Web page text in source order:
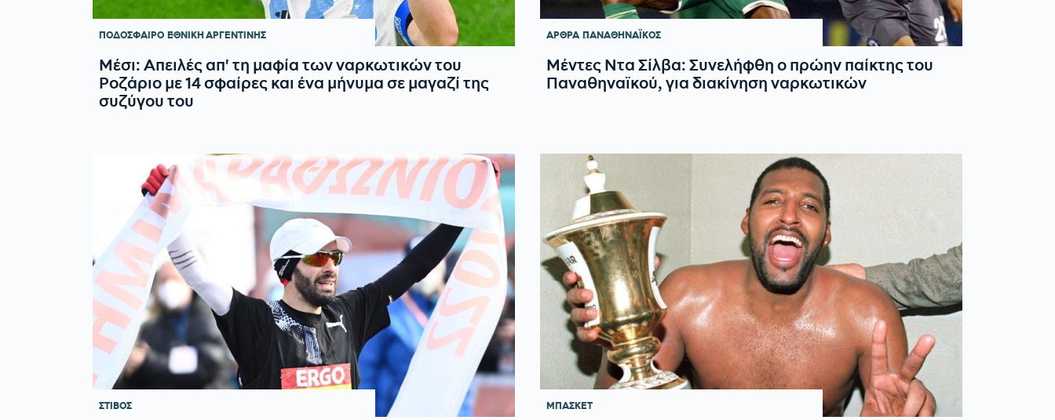
ΠΟΔΟΣΦΑΙΡΟ ΕΘΝΙΚΗ ΑΡΓΕΝΤΙΝΗΣ
Μέσι: Απειλές απ' τη μαφία των ναρκωτικών του
Ροζάριο με 14 σφαίρες και ένα μήνυμα σε μαγαζί της
συζύγου του
ΑΡΘΡΑ ΠΑΝΑΘΗΝΑΪΚΟΣ
Μέντες Ντα Σίλβα: Συνελήφθη ο πρώην παίκτης του
Παναθηναϊκού, για διακίνηση ναρκωτικών
ΣΤΙΒΟΣ ΜΠΑΣΚΕΤ